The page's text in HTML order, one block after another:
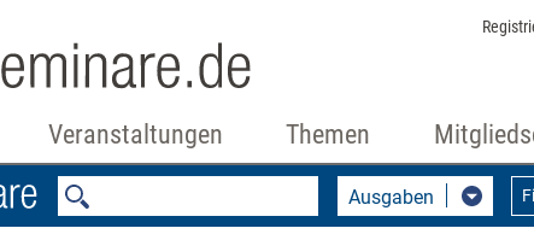
Veranstaltungen Themen
Ausgaben